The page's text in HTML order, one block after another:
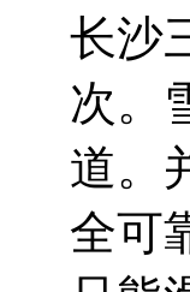
长沙
次。
道。
全可